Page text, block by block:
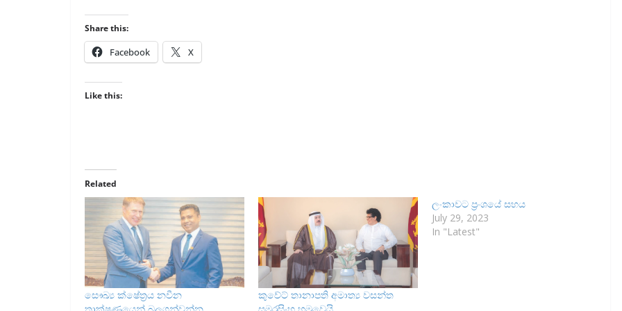
Share this:
Facebook X
Like this:
Related
සෞඛ්‍ය ක්ෂේත්‍රය නවීන
කුවේට් තානාපති අමාත්‍ය වසන්ත
ලංකාවට ප්‍රංශයේ සහය
July 29, 2023
In "Latest"